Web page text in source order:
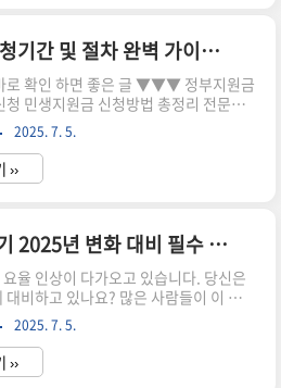
간단한 신청 방법과 사용처를 통해 이
할 수 있는 기회를 놓치지 마세요! 지금
요!국민지원금의 중요성 및 필요성 코
해 많은 가정이 경제적 어려움을 겪고
이로 인해 가계의 구매력과 생활 안정이
는데, 국민지원금은 이러한 문제를 해
민생지원금 25만원 신청기간 및 절차 완벽 가이드 전문가 추천
확인 하면 좋은 글 ▼▼▼ 정부지원금
청 민생지원금 신청방법 총정리 전문가
기전국민 민생지원금 25만원 신청기간
완벽 정리 바로가기국민지원금 25만
지원금 더 유리한 선택은 바로가기민생
원, 신청은 어떻게 할까? 올해 정부의
해 이 글을 준비했습니다. 이 지원금을
어려움을 해소하고 싶다면, 지금 확인
생지원금의 필요성과 중요성 최근 경
어려워짐에 따라 정부는 민생 지원의 일
당 25만원의 지원금을 지급하겠다고 발
. 많은 국민들이 경제적 어려움으로 힘
는 이..
2025. 7. 5.
››
국민연금 요율 인상시기 2025년 변화 대비 필수 체크
율 인상이 다가오고 있습니다. 당신은
대비하고 있나요? 많은 사람들이 이 문제
민과 불안을 겪고 있습니다. 이번 글을 통
걱정을 덜어줄 해결책을 제시합니다! 지
보세요! ▼▼▼ 바로 확인 하면 좋은 글
금 13 인상 월 617만원 이상 수령 조
2025. 7. 5.
››